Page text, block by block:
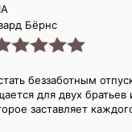
Бёрнс
беззаботным
для двух братьев
заставляет